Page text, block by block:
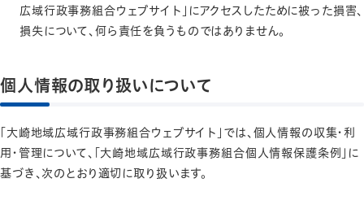
広域行政事務組合ウェブサイト」にアクセスしたために被った損害、
損失について、何ら責任を負うものではありません。
個人情報の取り扱いについて
｢大崎地域広域行政事務組合ウェブサイト」では、個人情報の収集・利
用・管理について、「大崎地域広域行政事務組合個人情報保護条例」に
基づき、次のとおり適切に取り扱います。